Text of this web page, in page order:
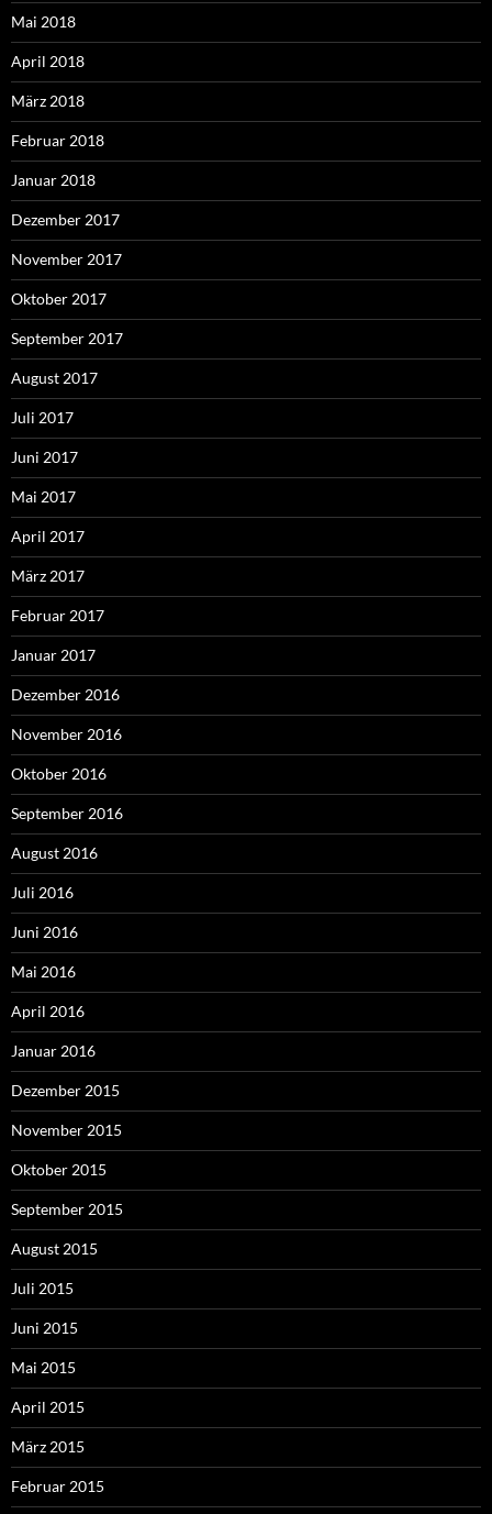
Mai 2018
April 2018
März 2018
Februar 2018
Januar 2018
Dezember 2017
November 2017
Oktober 2017
September 2017
August 2017
Juli 2017
Juni 2017
Mai 2017
April 2017
März 2017
Februar 2017
Januar 2017
Dezember 2016
November 2016
Oktober 2016
September 2016
August 2016
Juli 2016
Juni 2016
Mai 2016
April 2016
Januar 2016
Dezember 2015
November 2015
Oktober 2015
September 2015
August 2015
Juli 2015
Juni 2015
Mai 2015
April 2015
März 2015
Februar 2015